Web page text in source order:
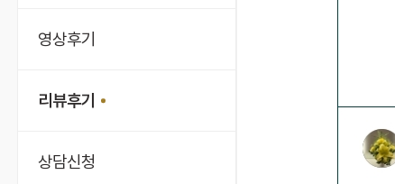
영상후기
리뷰후기
상담신청